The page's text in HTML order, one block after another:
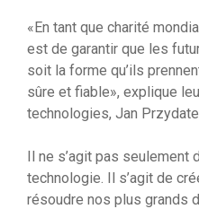
«En tant que charité
est de garantir que les
soit la forme qu’ils
sûre et fiable», explique
technologies, Jan
Il ne s’agit pas seulement
technologie. Il s’agit de
résoudre nos plus grands